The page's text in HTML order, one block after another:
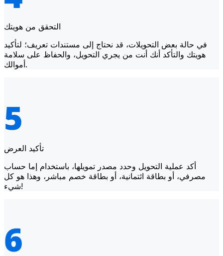
التحقق من هويتك
في حالة بعض التحويلات، قد نحتاج إلى مستندات تعريف؛ لتأكيد
هويتك والتأكد أنك أنت من يجري التحويل، والحفاظ على سلامة
أموالك.
تأكيد العرض
أكد عملية التحويل وحدد مصدر تمويلها، باستخدام إما حساب
مصرفي، أو بطاقة ائتمانية، أو بطاقة خصم مباشر، وهذا هو كل
شيء!